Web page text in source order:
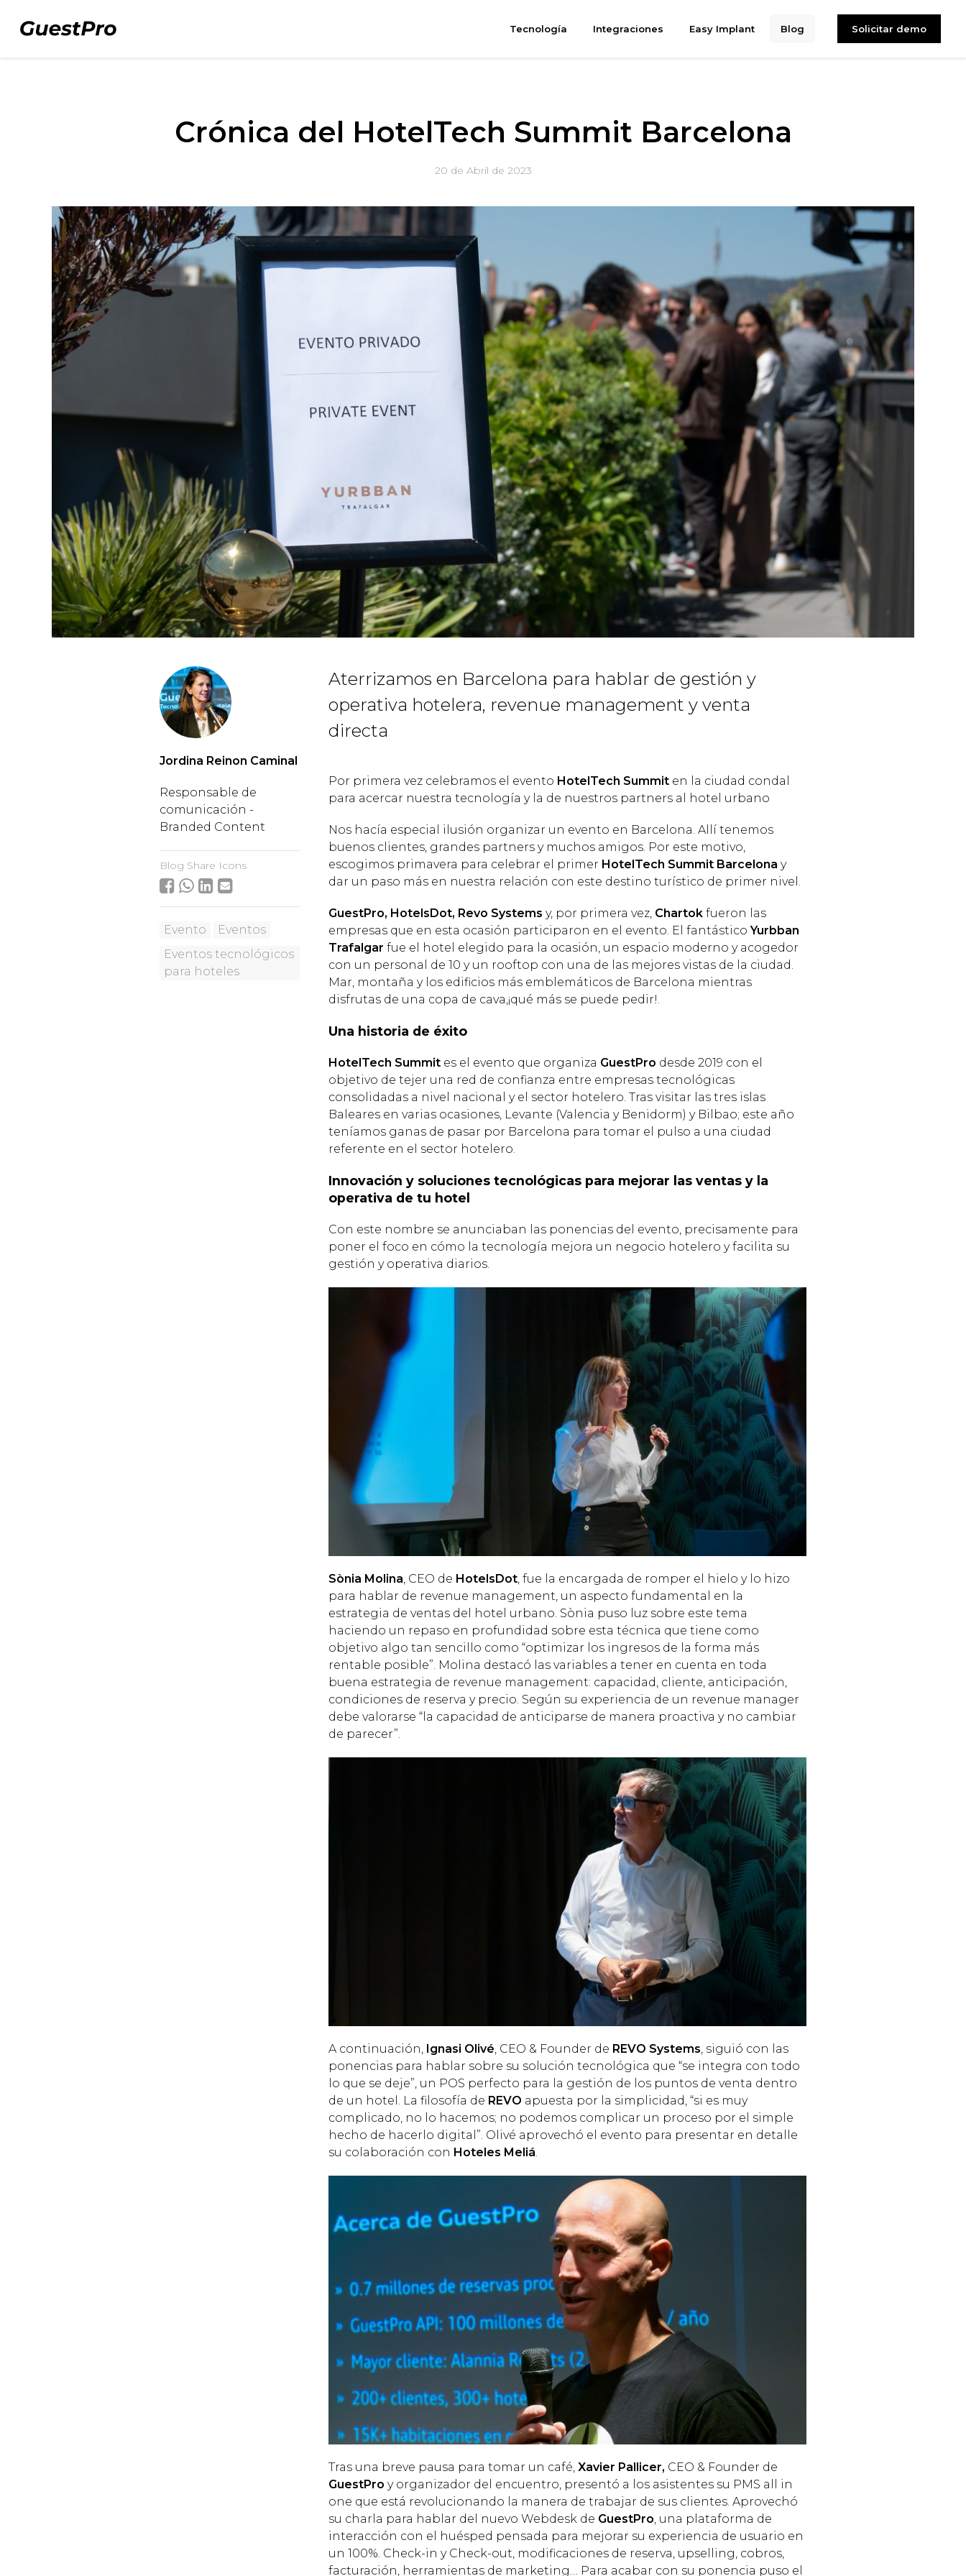
Tecnología Integraciones Easy Implant Blog Solicitar demo
Crónica del HotelTech Summit Barcelona
20 de Abril de 2023
Aterrizamos en Barcelona para hablar de gestión y
operativa hotelera, revenue management y venta
directa
Por primera vez celebramos el evento HotelTech Summit en la ciudad condal
para acercar nuestra tecnología y la de nuestros partners al hotel urbano
Nos hacía especial ilusión organizar un evento en Barcelona. Allí tenemos
buenos clientes, grandes partners y muchos amigos. Por este motivo,
escogimos primavera para celebrar el primer HotelTech Summit Barcelona y
dar un paso más en nuestra relación con este destino turístico de primer nivel.
GuestPro, HotelsDot, Revo Systems y, por primera vez, Chartok fueron las
empresas que en esta ocasión participaron en el evento. El fantásticoYurbban
Trafalgar fue el hotel elegido para la ocasión, un espacio moderno y acogedor
con un personal de 10 y un rooftop con una de las mejores vistas de la ciudad.
Mar, montaña y los edificios más emblemáticos de Barcelona mientras
disfrutas de una copa de cava,¡qué más se puede pedir!.
Una historia de éxito
HotelTech Summit es el evento que organiza GuestPro desde 2019 con el
objetivo de tejer una red de confianza entre empresas tecnológicas
consolidadas a nivel nacional y el sector hotelero. Tras visitar las tres islas
Baleares en varias ocasiones, Levante (Valencia y Benidorm) y Bilbao; este año
teníamos ganas de pasar por Barcelona para tomar el pulso a una ciudad
referente en el sector hotelero.
Innovación y soluciones tecnológicas para mejorar las ventas y la
operativa de tu hotel
Con este nombre se anunciaban las ponencias del evento, precisamente para
poner el foco en cómo la tecnología mejora un negocio hotelero y facilita su
gestión y operativa diarios.
Sònia Molina, CEO de HotelsDot, fue la encargada de romper el hielo y lo hizo
para hablar de revenue management, un aspecto fundamental en la
estrategia de ventas del hotel urbano. Sònia puso luz sobre este tema
haciendo un repaso en profundidad sobre esta técnica que tiene como
objetivo algo tan sencillo como “optimizar los ingresos de la forma más
rentable posible”. Molina destacó las variables a tener en cuenta en toda
buena estrategia de revenue management: capacidad, cliente, anticipación,
condiciones de reserva y precio. Según su experiencia de un revenue manager
debe valorarse “la capacidad de anticiparse de manera proactiva y no cambiar
de parecer”.
A continuación, Ignasi Olivé, CEO & Founder de REVO Systems, siguió con las
ponencias para hablar sobre su solución tecnológica que “se integra con todo
lo que se deje”, un POS perfecto para la gestión de los puntos de venta dentro
de un hotel. La filosofía de REVO apuesta por la simplicidad, “si es muy
complicado, no lo hacemos; no podemos complicar un proceso por el simple
hecho de hacerlo digital”. Olivé aprovechó el evento para presentar en detalle
su colaboración con Hoteles Meliá.
Tras una breve pausa para tomar un café, Xavier Pallicer, CEO & Founder de
GuestPro y organizador del encuentro, presentó a los asistentes su PMS all in
one que está revolucionando la manera de trabajar de sus clientes. Aprovechó
su charla para hablar del nuevo Webdesk de GuestPro, una plataforma de
interacción con el huésped pensada para mejorar su experiencia de usuario en
un 100%. Check-in y Check-out, modificaciones de reserva, upselling, cobros,
facturación, herramientas de marketing… Para acabar con su ponencia puso el
Jordina Reinon Caminal
Responsable de
comunicación -
Branded Content
Blog Share Icons
Evento
Eventos
Eventos tecnológicos
para hoteles